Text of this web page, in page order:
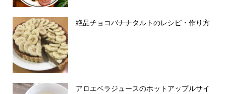
絶品チョコバナナタルトのレシピ・作り方
アロエベラジュースのホットアップルサイ